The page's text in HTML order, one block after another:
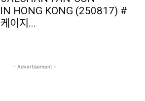
HONG KONG (250817) #
이지...
- Advertisement -